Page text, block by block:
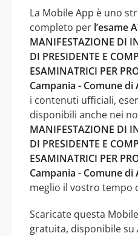
La Mobile App è uno
completo per l’esame
MANIFESTAZIONE DI
DI PRESIDENTE E
ESAMINATRICI PER
Campania - Comune di
i contenuti ufficiali,
disponibili anche nei
MANIFESTAZIONE DI
DI PRESIDENTE E
ESAMINATRICI PER
Campania - Comune di
meglio il vostro tempo
Scaricate questa
gratuita, disponibile su